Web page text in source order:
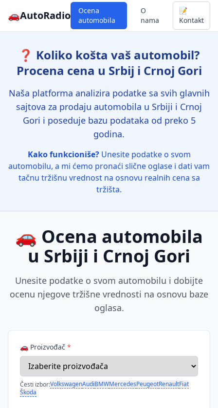
🚗AutoRadio
Ocena
automobila
O
nama
📝
Kontakt
❓ Koliko košta vaš automobil?
Procena cena u Srbij i Crnoj Gori
Naša platforma analizira podatke sa svih glavnih
sajtova za prodaju automobila u Srbiji i Crnoj
Gori i poseduje bazu podataka od preko 5
godina.
Kako funkcioniše?Unesite podatke o svom
automobilu, a mi ćemo pronaći slične oglase i dati vam
tačnu tržišnu vrednost na osnovu realnih cena sa
tržišta.
🚗 Ocena automobila
u Srbiji i Crnoj Gori
Unesite podatke o svom automobilu i dobijte
ocenu njegove tržišne vrednosti na osnovu baze
oglasa.
🚗 Proizvođač *
Česti izbor:VolkswagenAudiBMWMercedesPeugeotRenaultFiat
Škoda